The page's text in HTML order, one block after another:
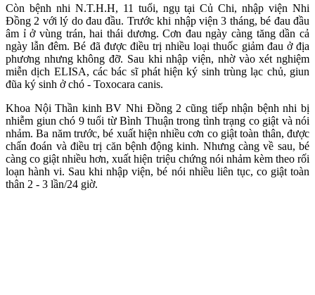
Còn bệnh nhi N.T.H.H, 11 tuổi, ngụ tại Củ Chi, nhập viện Nhi
Đồng 2 với lý do đau đầu. Trước khi nhập viện 3 tháng, bé đau đầu
âm ỉ ở vùng trán, hai thái dương. Cơn đau ngày càng tăng dần cả
ngày lẫn đêm. Bé đã được điều trị nhiều loại thuốc giảm đau ở địa
phương nhưng không đỡ. Sau khi nhập viện, nhờ vào xét nghiệm
miễn dịch ELISA, các bác sĩ phát hiện ký sinh trùng lạc chủ, giun
đũa ký sinh ở chó - Toxocara canis.
Khoa Nội Thần kinh BV Nhi Đồng 2 cũng tiếp nhận bệnh nhi bị
nhiễm giun chó 9 tuổi từ Bình Thuận trong tình trạng co giật và nói
nhảm. Ba năm trước, bé xuất hiện nhiều cơn co giật toàn thân, được
chẩn đoán và điều trị căn bệnh động kinh. Nhưng càng về sau, bé
càng co giật nhiều hơn, xuất hiện triệu chứng nói nhảm kèm theo rối
loạn hành vi. Sau khi nhập viện, bé nói nhiều liên tục, co giật toàn
thân 2 - 3 lần/24 giờ.